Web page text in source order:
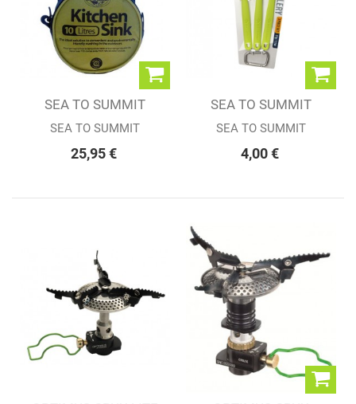
SEA TO SUMMIT
BASSINE...
SEA TO SUMMIT
25,95 €
SEA TO SUMMIT
3piece Cutlery Set...
SEA TO SUMMIT
4,00 €